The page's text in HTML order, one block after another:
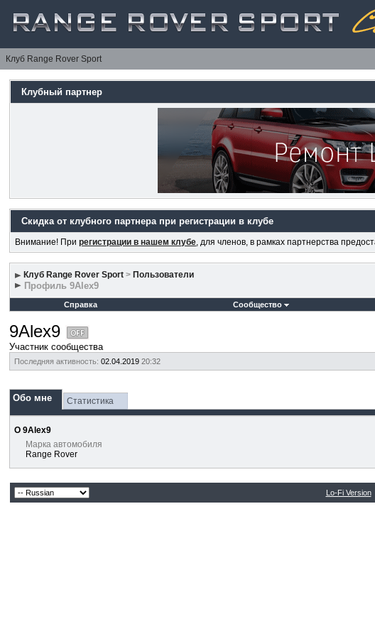
Клуб Range Rover Sport
Клубный партнер
Скидка от клубного партнера при регистрации в клубе
Внимание! Прирегистрации в нашем клубе, для членов, в рамках партнерства
Клуб Range Rover Sport > Пользователи
Профиль 9Alex9
Справка
Сообщество
9Alex9
Участник сообщества
Последняя активность: 02.04.201920:32
Обо мне Статистика
О 9Alex9
Марка автомобиля
Range Rover
Lo-Fi Version